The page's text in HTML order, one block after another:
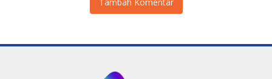
Tambah Komentar